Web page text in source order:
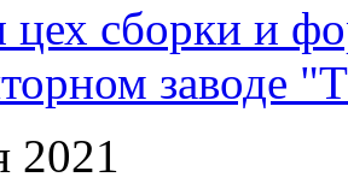
цех сборки и
заводе
2021